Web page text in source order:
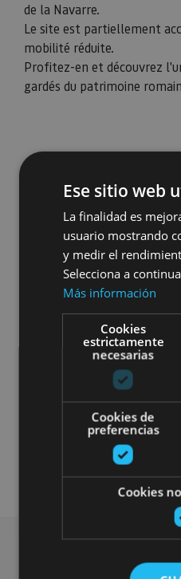
de la Navarre.
Le site est partiellement
mobilité réduite.
Profitez-en et découvrez
gardés du patrimoine
Museos y
Ese sitio web
La finalidad es
usuario mostrando
y medir el
Selecciona a
Más información
Cookies
estrictamente
necesarias
Cookies de
preferencias
Cookies